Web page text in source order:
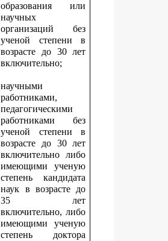
образования или
научных
организаций без
ученой степени в
возрасте до 30 лет
включительно;
научными
работниками,
педагогическими
работниками без
ученой степени в
возрасте до 30 лет
включительно либо
имеющими ученую
степень кандидата
наук в возрасте до
35 лет
включительно, либо
имеющими ученую
степень доктора